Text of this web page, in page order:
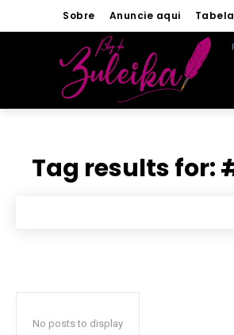
Sobre Anuncie aqui
Tag results for:
No posts to display